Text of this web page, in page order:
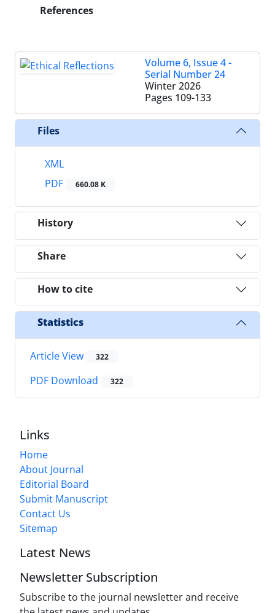
References
Volume 6, Issue 4 -
Serial Number 24
Winter 2026
Pages 109-133
Files
XML
PDF
660.08 K
History
Share
How to cite
Statistics
Article View 322
PDF Download 322
Links
Home
About Journal
Editorial Board
Submit Manuscript
Contact Us
Sitemap
Latest News
Newsletter Subscription
Subscribe to the journal newsletter and receive